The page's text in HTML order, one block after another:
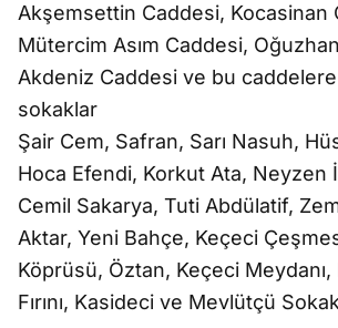
Akşemsettin Caddesi, Kocasinan
Mütercim Asım Caddesi,
Akdeniz Caddesi ve bu caddelere
sokaklar
Şair Cem, Safran, Sarı Nasuh,
Hoca Efendi, Korkut Ata, Neyzen
Cemil Sakarya, Tuti Abdülatif,
Aktar, Yeni Bahçe, Keçeci
Köprüsü, Öztan, Keçeci
Fırını, Kasideci ve Mevlütçü